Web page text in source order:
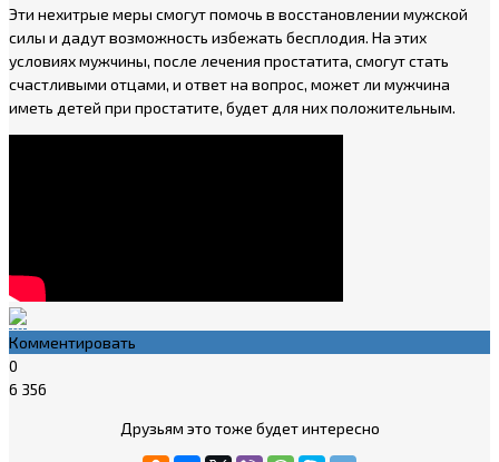
Эти нехитрые меры смогут помочь в восстановлении мужской
силы и дадут возможность избежать бесплодия. На этих
условиях мужчины, после лечения простатита, смогут стать
счастливыми отцами, и ответ на вопрос, может ли мужчина
иметь детей при простатите, будет для них положительным.
Комментировать
0
6 356
Друзьям это тоже будет интересно